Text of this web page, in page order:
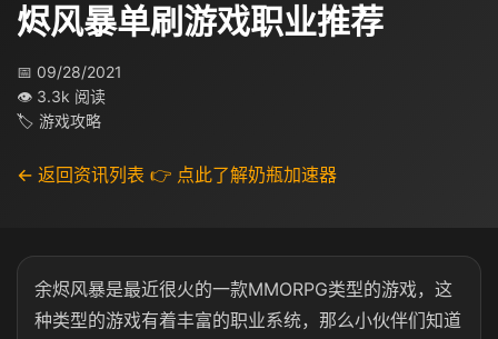
烬风暴单刷游戏职业推荐
📅 09/28/2021
👁 3.3k 阅读
🏷 游戏攻略
← 返回资讯列表 👉 点此了解奶瓶加速器
余烬风暴是最近很火的一款MMORPG类型的游戏，这
种类型的游戏有着丰富的职业系统，那么小伙伴们知道